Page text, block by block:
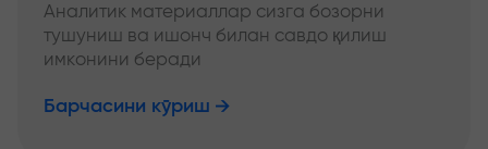
Аналитик материаллар сизга бозорни
тушуниш ва ишонч билан савдо қилиш
имконини беради
Барчасини кўриш